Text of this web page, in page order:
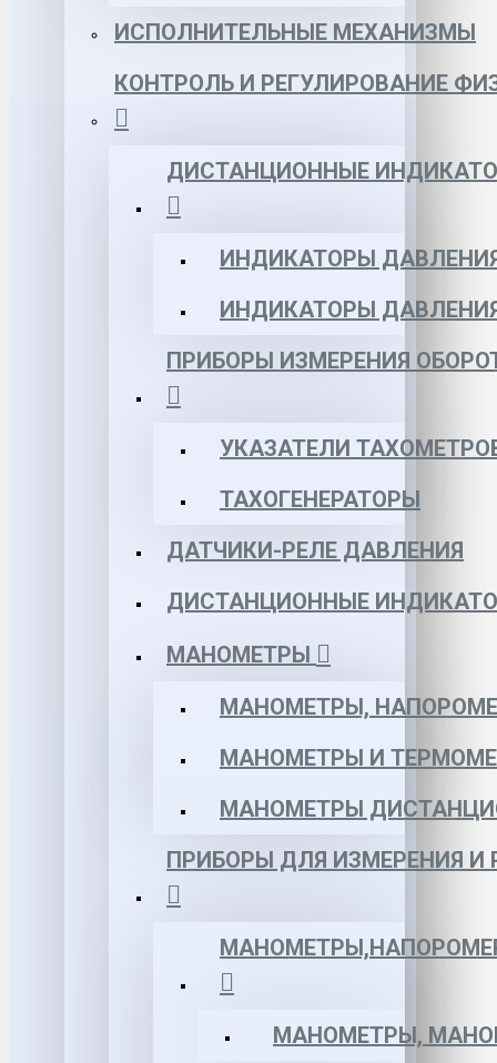
ИСПОЛНИТЕЛЬНЫЕ МЕХАНИЗМЫ
КОНТРОЛЬ И РЕГУЛИРОВАНИЕ
ДИСТАНЦИОННЫЕ
ИНДИКАТОРЫ
ИНДИКАТОРЫ
ПРИБОРЫ ИЗМЕРЕНИЯ
УКАЗАТЕЛИ
ТАХОГЕНЕРАТОРЫ
ДАТЧИКИ-РЕЛЕ ДАВЛЕНИЯ
ДИСТАНЦИОННЫЕ
МАНОМЕТРЫ
МАНОМЕТРЫ,
МАНОМЕТРЫ И
МАНОМЕТРЫ
ПРИБОРЫ ДЛЯ ИЗМЕРЕНИЯ И
МАНОМЕТРЫ,